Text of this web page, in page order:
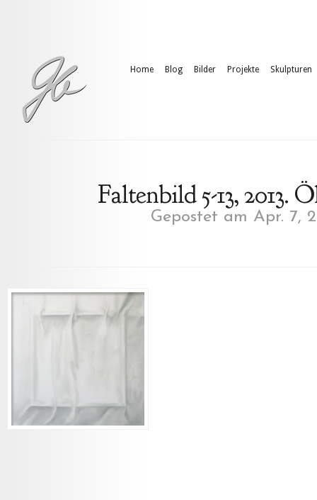
Home Blog Bilder Projekte Skulpturen
Faltenbild 5-13, 2013.
Gepostet am Apr. 7,